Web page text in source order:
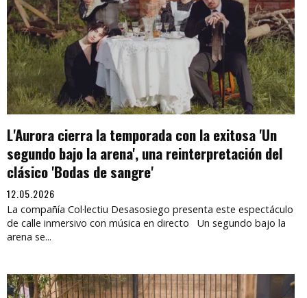
L'Aurora cierra la temporada con la exitosa 'Un
segundo bajo la arena', una reinterpretación del
clásico 'Bodas de sangre'
12.05.2026
La compañía Col·lectiu Desasosiego presenta este espectáculo
de calle inmersivo con música en directo Un segundo bajo la
arena se...